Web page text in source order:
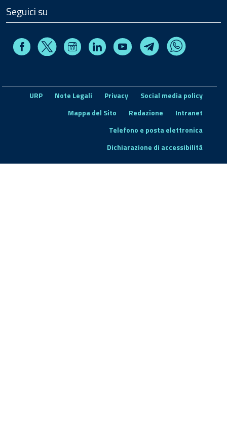
Seguici su
FacebookX InstagramLinkedin Youtube TelegramWhatsapp
URP Note Legali Privacy
Social media policy
Mappa del Sito
Redazione
Intranet
Telefono e posta elettronica
Dichiarazione di accessibilità